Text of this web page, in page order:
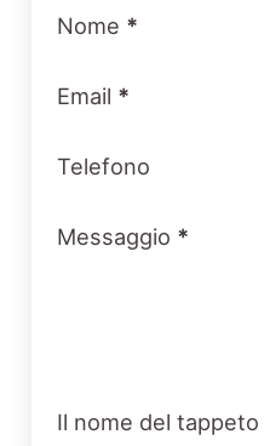
Nome *
Email *
Telefono
Messaggio *
Il nome del